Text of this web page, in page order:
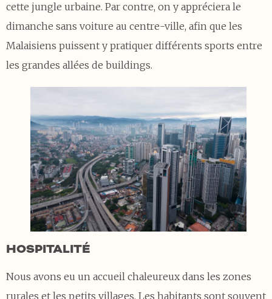
cette jungle urbaine. Par contre, on y appréciera le
dimanche sans voiture au centre-ville, afin que les
Malaisiens puissent y pratiquer différents sports entre
les grandes allées de buildings.
HOSPITALITÉ
Nous avons eu un accueil chaleureux dans les zones
rurales et les petits villages. Les habitants sont souvent